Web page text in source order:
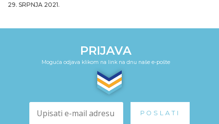
29. SRPNJA 2021.
PRIJAVA
Moguća odjava klikom na link na dnu naše e-pošte